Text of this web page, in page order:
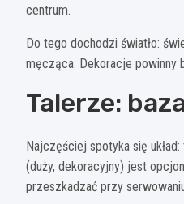
centrum.
Do tego dochodzi światło:
męcząca. Dekoracje powinny
Talerze:
Najczęściej spotyka się
(duży, dekoracyjny) jest
przeszkadzać przy